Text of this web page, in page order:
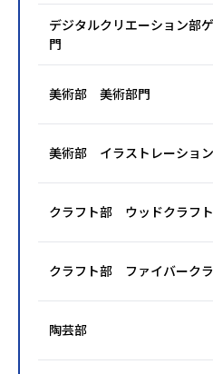
デジタルクリエーション部
門
美術部 美術部門
美術部 イラストレーショ
クラフト部 ウッドクラフ
クラフト部 ファイバーク
陶芸部